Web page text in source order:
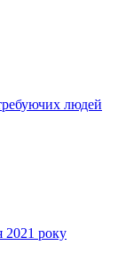
людей
2021 року